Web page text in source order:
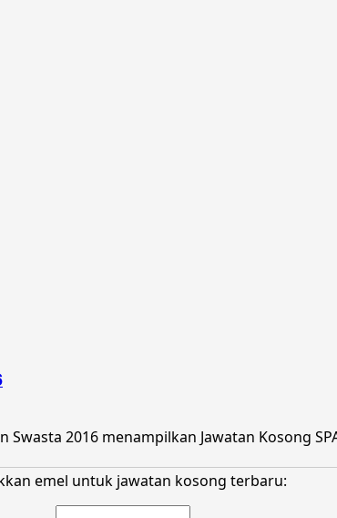
2016 menampilkan Jawatan Kosong
emel untuk jawatan kosong terbaru: